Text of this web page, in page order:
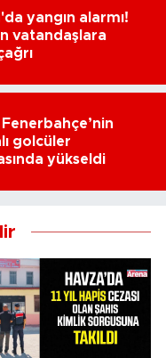
yangın alarmı!
vatandaşlara
golcüler
yükseldi